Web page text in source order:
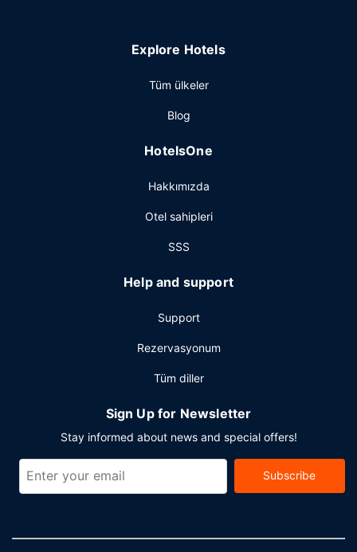
akşam yemeği servisi yapıyor. Ayrıca kahve
servisi imkanı da mevcut. Oteldeki bar/oturma salonu
hafta içi 06.30 ve 11, hafta sonu 7 ve 11.30 arasında ücretli
Misafirler için ofis, hızlı çıkış ve kuru temizleme/çamaşır
mi planlıyorsunuz? Bu otel misafirlerimize 23002 ayak kare
alanda konferans alanı ve 14 toplantı odası sunmaktadır.
Explore Hotels
Tüm ülkeler
Blog
HotelsOne
Hakkımızda
Otel sahipleri
SSS
Help and support
Support
Rezervasyonum
Tüm diller
Sign Up for Newsletter
Stay informed about news and special offers!
Subscribe